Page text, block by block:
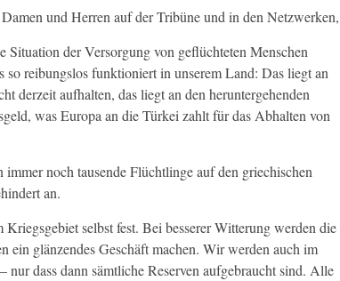
und Herren auf der Tribüne und in den Netzwerken,
Situation der Versorgung von geflüchteten Menschen
reibungslos funktioniert in unserem Land: Das liegt an
derzeit aufhalten, das liegt an den heruntergehenden
was Europa an die Türkei zahlt für das Abhalten von
noch tausende Flüchtlinge auf den griechischen
an.
selbst fest. Bei besserer Witterung werden die
ein glänzendes Geschäft machen. Wir werden auch im
nur dass dann sämtliche Reserven aufgebraucht sind. Alle